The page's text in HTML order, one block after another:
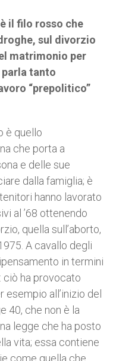
il filo rosso che
sul divorzio
matrimonio per
tanto
“prepolitico”
è quello
che porta a
e delle sue
dalla famiglia; è
hanno lavorato
al ’68 ottenendo
quella sull’aborto,
A cavallo degli
in termini
ha provocato
all’inizio del
40, che non è la
legge che ha posto
vita; essa contiene
come quella che